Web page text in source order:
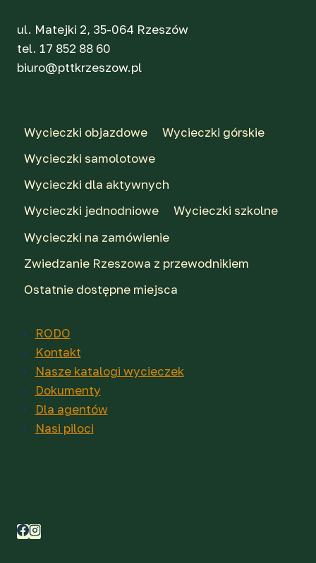
ul. Matejki 2, 35-064 Rzeszów
tel. 17 852 88 60
biuro@pttkrzeszow.pl
Wycieczki objazdowe
Wycieczki górskie
Wycieczki samolotowe
Wycieczki dla aktywnych
Wycieczki jednodniowe
Wycieczki szkolne
Wycieczki na zamówienie
Zwiedzanie Rzeszowa z przewodnikiem
Ostatnie dostępne miejsca
RODO
Kontakt
Nasze katalogi wycieczek
Dokumenty
Dla agentów
Nasi piloci